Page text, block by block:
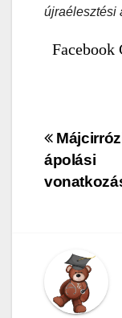
újraélesztési
Facebook
ápolási